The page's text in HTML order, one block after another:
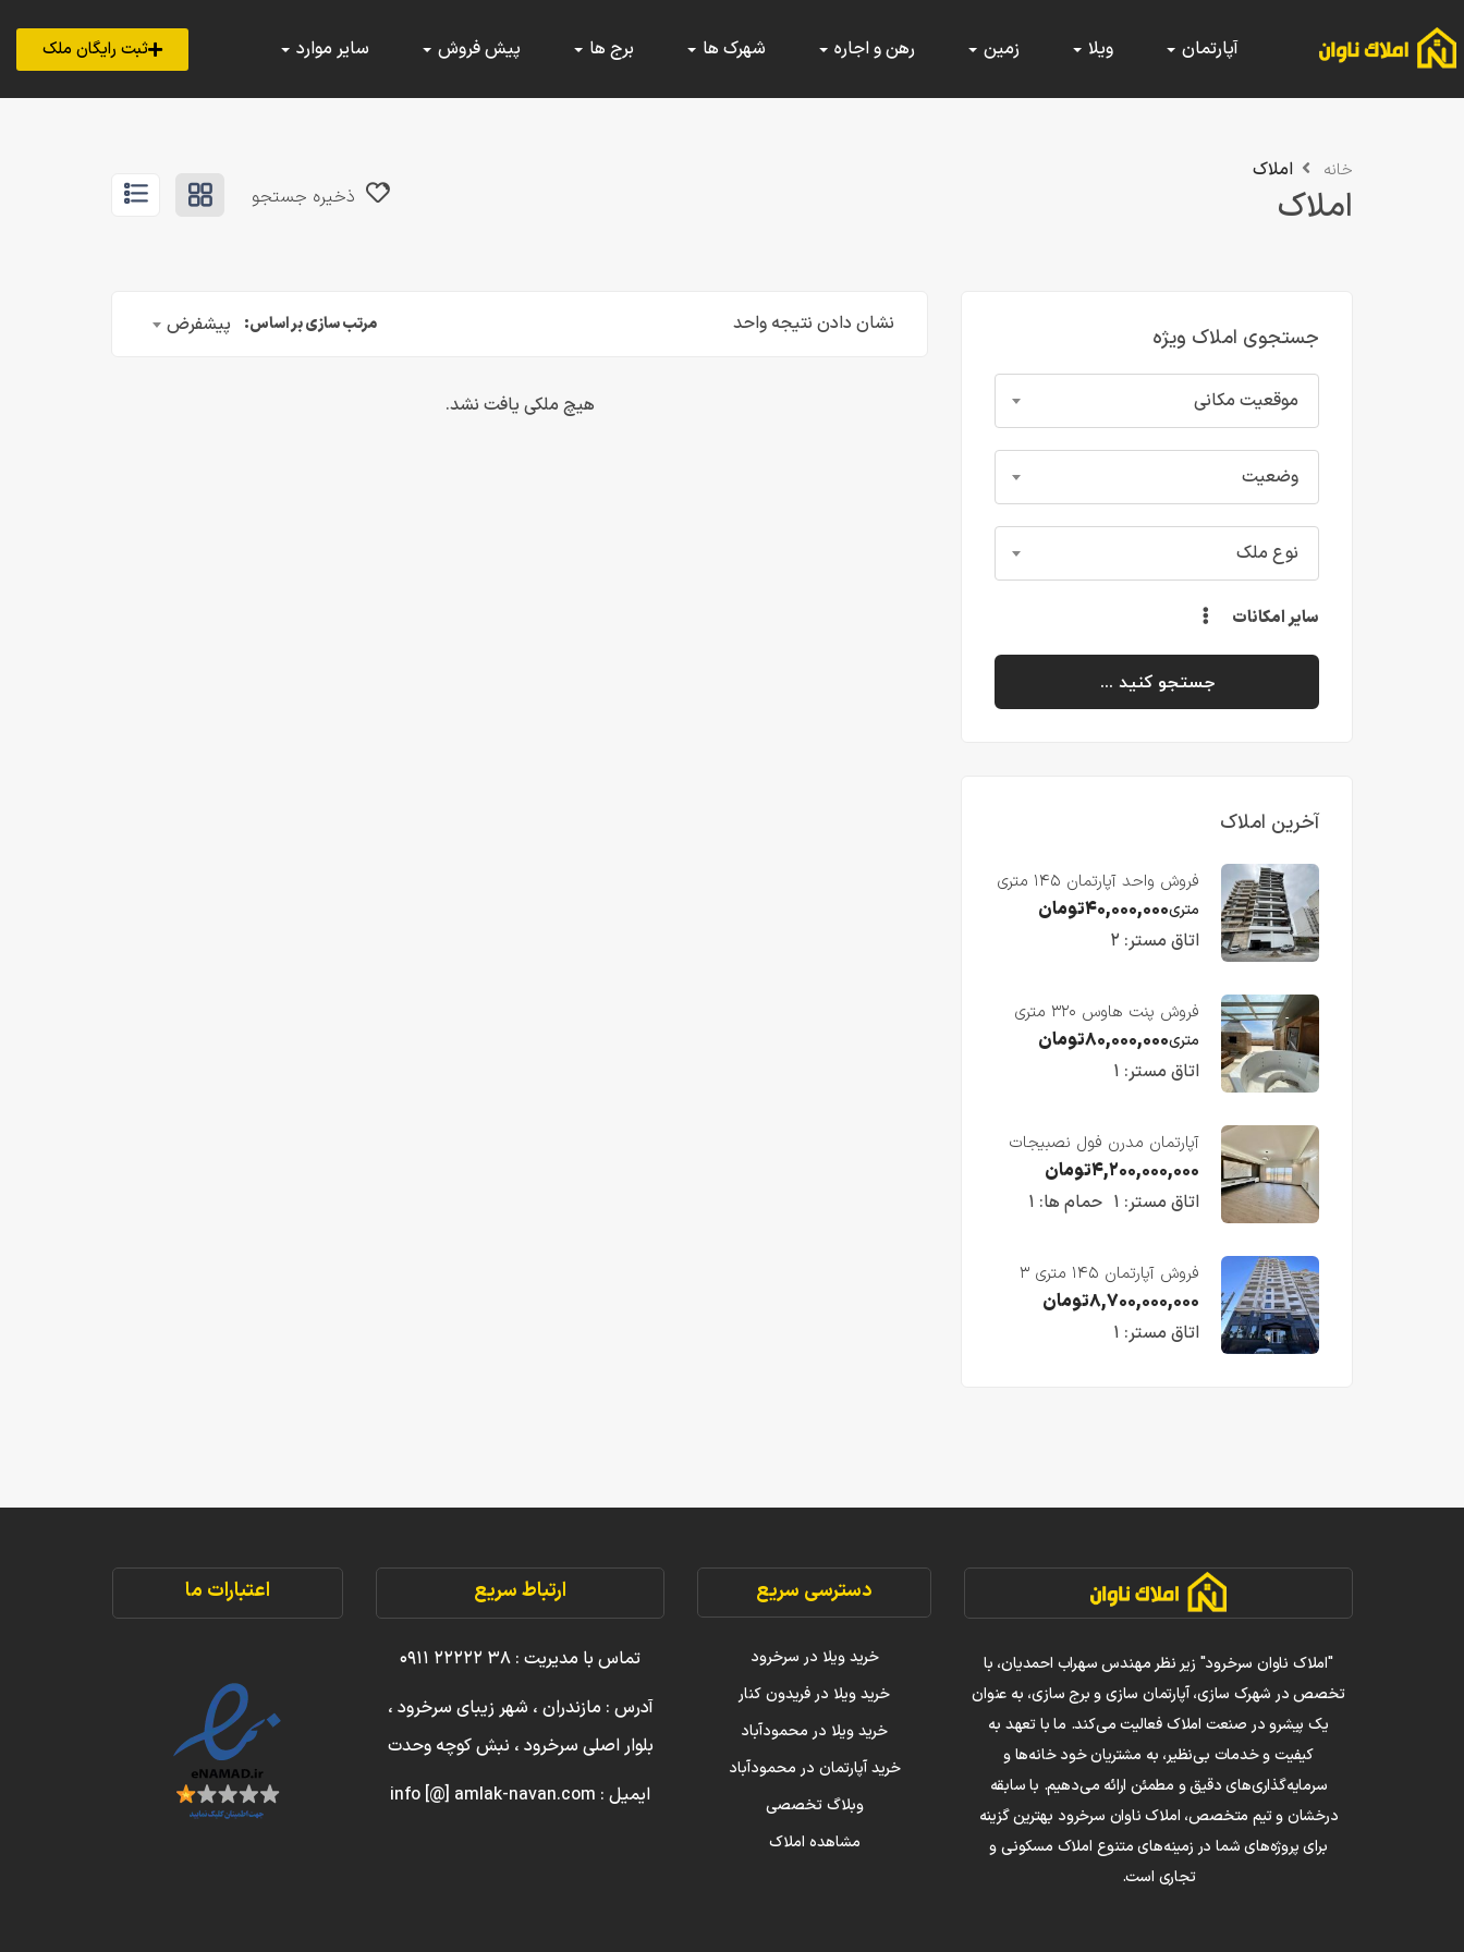
آپارتمان ویلا زمین رهن و اجاره شهرک ها برج ها پیش فروش سایر موارد ثبت رایگان ملک
خانه املاک
املاک ذخیره جستجو
جستجوی املاک ویژه
موقعیت مکانی
وضعیت
نوع ملک
سایر امکانات
جستجو کنید ...
آخرین املاک
فروش واحد آپارتمان ۱۴۵ متری
با ویو رو به دریا در فریدونکنار
متری۴۰,۰۰۰,۰۰۰تومان
اتاق مستر: ۲
فروش پنت هاوس ۳۲۰ متری
لوکس در طبقه چهاردهم
فریدونکنار
متری۸۰,۰۰۰,۰۰۰تومان
اتاق مستر: ۱
آپارتمان مدرن فول نصبیجات
ساحلی/فریدونکنار
۴,۲۰۰,۰۰۰,۰۰۰تومان
اتاق مستر: ۱ حمام ها: ۱
فروش آپارتمان ۱۴۵ متری ۳
خوابه در فریدونکنار
۸,۷۰۰,۰۰۰,۰۰۰تومان
اتاق مستر: ۱
نشان دادن نتیجه واحد مرتب سازی بر اساس: پیشفرض
هیچ ملکی یافت نشد.
"املاک ناوان سرخرود" زیر نظر مهندس سهراب احمدیان، با
تخصص در شهرک سازی، آپارتمان سازی و برج سازی، به عنوان
یک پیشرو در صنعت املاک فعالیت می‌کند. ما با تعهد به
کیفیت و خدمات بی‌نظیر، به مشتریان خود خانه‌ها و
سرمایه‌گذاری‌های دقیق و مطمئن ارائه می‌دهیم. با سابقه
درخشان و تیم متخصص، املاک ناوان سرخرود بهترین گزینه
برای پروژه‌های شما در زمینه‌های متنوع املاک مسکونی و
تجاری است.
دسترسی سریع
خرید ویلا در سرخرود
خرید ویلا در فریدون کنار
خرید ویلا در محمودآباد
خرید آپارتمان در محمودآباد
وبلاگ تخصصی
مشاهده املاک
ارتباط سریع
تماس با مدیریت : ۳۸ ۲۲۲۲۲ ۰۹۱۱
آدرس : مازندران ، شهر زیبای سرخرود ،
بلوار اصلی سرخرود ، نبش کوچه وحدت
ایمیل : info [@] amlak-navan.com
اعتبارات ما